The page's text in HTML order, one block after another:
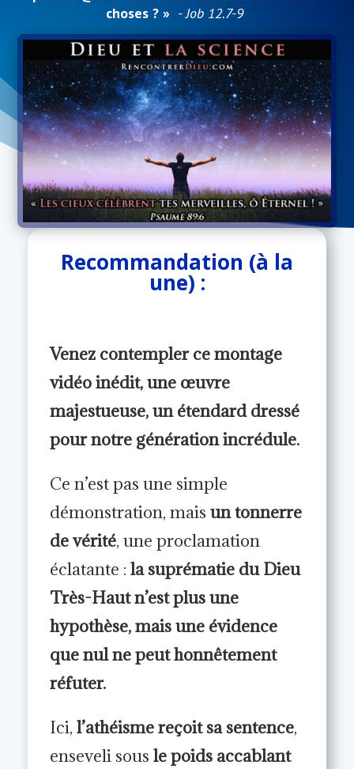
choses ? » - Job 12.7-9
Recommandation (à la
une) :
Venez contempler ce montage
vidéo inédit, une œuvre
majestueuse, un étendard dressé
pour notre génération incrédule.
Ce n’est pas une simple
démonstration, maisun tonnerre
de vérité, une proclamation
éclatante :la suprématie du Dieu
Très-Haut n’est plus une
hypothèse, mais une évidence
que nul ne peut honnêtement
réfuter.
Ici,l’athéisme reçoit sa sentence,
enseveli sousle poids accablant